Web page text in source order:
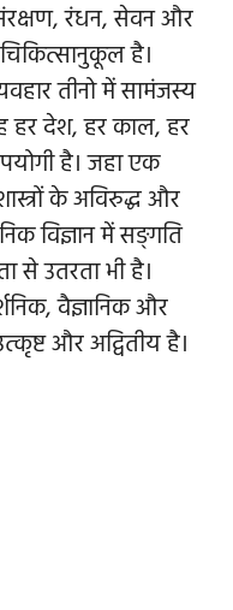
संरक्षण, रंधन, सेवन और
है।
तीनो में सामंजस्य
देश, हर काल, हर
है। जहा एक
के अविरुद्ध और
विज्ञान में सङ्गति
से उतरता भी है।
वैज्ञानिक और
और अद्वितीय है।